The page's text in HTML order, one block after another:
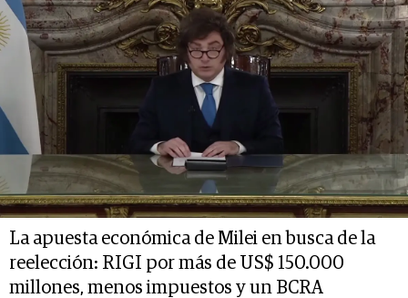
La apuesta económica de Milei en busca de la
reelección: RIGI por más de US$ 150.000
millones, menos impuestos y un BCRA